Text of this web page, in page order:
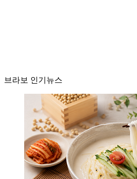
브라보 인기뉴스